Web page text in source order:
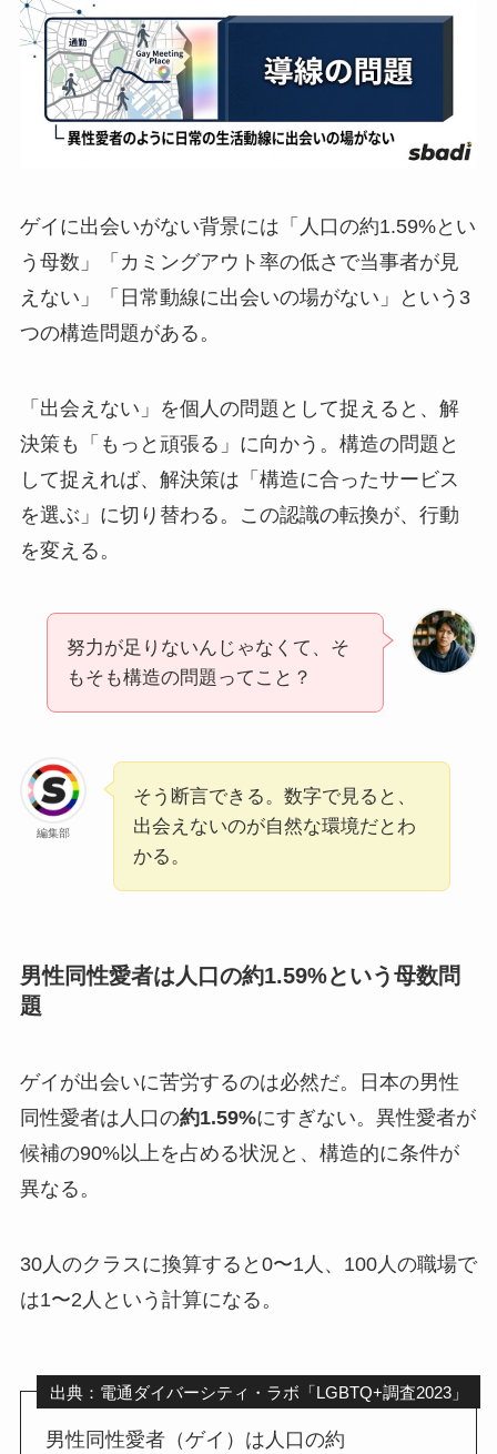
ゲイに出会いがない背景には「人口の約1.59%とい
う母数」「カミングアウト率の低さで当事者が見
えない」「日常動線に出会いの場がない」という3
つの構造問題がある。
「出会えない」を個人の問題として捉えると、解
決策も「もっと頑張る」に向かう。構造の問題と
して捉えれば、解決策は「構造に合ったサービス
を選ぶ」に切り替わる。この認識の転換が、行動
を変える。
努力が足りないんじゃなくて、そ
もそも構造の問題ってこと？
編集部
そう断言できる。数字で見ると、
出会えないのが自然な環境だとわ
かる。
男性同性愛者は人口の約1.59%という母数問
題
ゲイが出会いに苦労するのは必然だ。日本の男性
同性愛者は人口の約1.59%にすぎない。異性愛者が
候補の90%以上を占める状況と、構造的に条件が
異なる。
30人のクラスに換算すると0〜1人、100人の職場で
は1〜2人という計算になる。
出典：電通ダイバーシティ・ラボ「LGBTQ+調査2023」
男性同性愛者（ゲイ）は人口の約